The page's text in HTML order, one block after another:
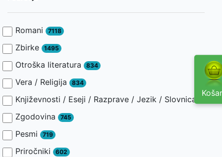
Romani 7118
Zbirke 1495
Otroška literatura 834
Vera / Religija 834
Književnosti / Eseji / Razprave / Jezik / Slovnica /
Zgodovina
745
Pesmi 719
Priročniki 602